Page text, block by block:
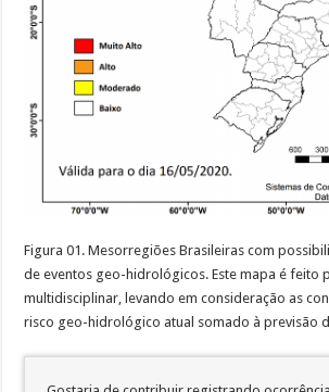
Figura 01. Mesorregiões Brasileiras com
de eventos geo-hidrológicos. Este mapa é feito
multidisciplinar, levando em consideração as
risco geo-hidrológico atual somado à previsão